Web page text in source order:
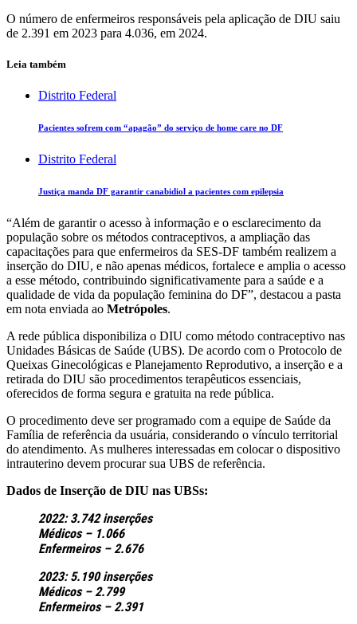
O número de enfermeiros responsáveis pela aplicação de DIU saiu
de 2.391 em 2023 para 4.036, em 2024.
Leia também
Distrito Federal
Pacientes sofrem com “apagão” do serviço de home care no DF
Distrito Federal
Justiça manda DF garantir canabidiol a pacientes com epilepsia
“Além de garantir o acesso à informação e o esclarecimento da
população sobre os métodos contraceptivos, a ampliação das
capacitações para que enfermeiros da SES-DF também realizem a
inserção do DIU, e não apenas médicos, fortalece e amplia o acesso
a esse método, contribuindo significativamente para a saúde e a
qualidade de vida da população feminina do DF”, destacou a pasta
em nota enviada ao Metrópoles.
A rede pública disponibiliza o DIU como método contraceptivo nas
Unidades Básicas de Saúde (UBS). De acordo com o Protocolo de
Queixas Ginecológicas e Planejamento Reprodutivo, a inserção e a
retirada do DIU são procedimentos terapêuticos essenciais,
oferecidos de forma segura e gratuita na rede pública.
O procedimento deve ser programado com a equipe de Saúde da
Família de referência da usuária, considerando o vínculo territorial
do atendimento. As mulheres interessadas em colocar o dispositivo
intrauterino devem procurar sua UBS de referência.
Dados de Inserção de DIU nas UBSs:
2022: 3.742 inserções
Médicos – 1.066
Enfermeiros – 2.676
2023: 5.190 inserções
Médicos – 2.799
Enfermeiros – 2.391